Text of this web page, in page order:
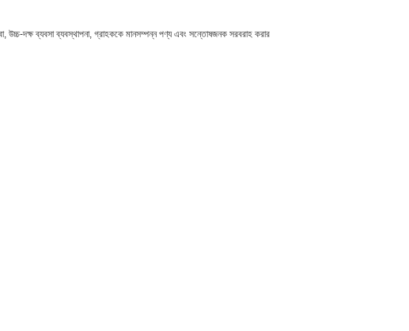
উচ্চ-দক্ষ ব্যবসা ব্যবস্থাপনা, গ্রাহককে মানসম্পন্ন পণ্য এবং সন্তোষজনক সরবরাহ করার